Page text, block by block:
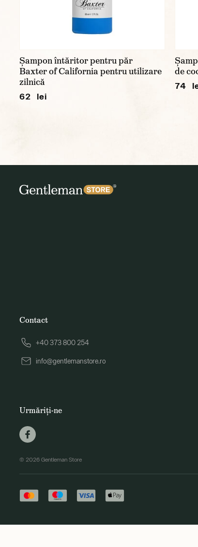
Șampon întăritor pentru păr
Baxter of California pentru utilizare
zilnică
62 lei
de
74
Contact
+40 373 800 254
info@gentlemanstore.ro
Urmăriți-ne
© 2026 Gentleman Store